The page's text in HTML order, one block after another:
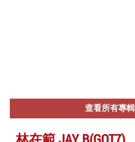
查看所有專輯